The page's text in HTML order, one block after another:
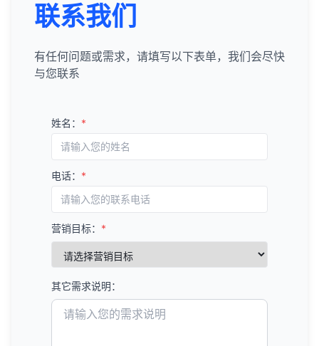
联系我们
有任何问题或需求，请填写以下表单，我们会尽快
与您联系
姓名： *
电话： *
营销目标： *
其它需求说明：